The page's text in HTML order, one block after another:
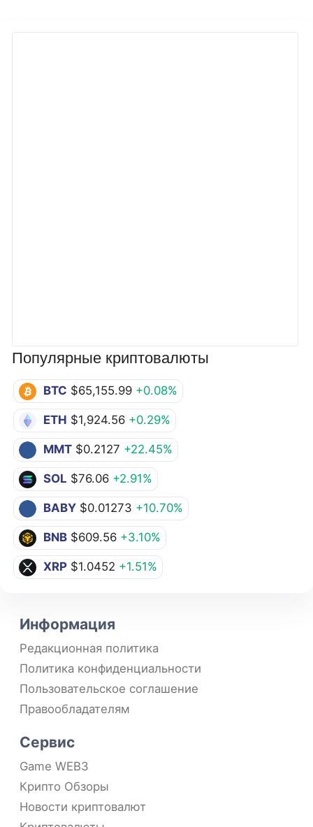
Популярные криптовалюты
BTC $65,155.99 +0.08%
ETH $1,924.56 +0.29%
MMT $0.2127 +22.45%
SOL $76.06 +2.91%
BABY $0.01273 +10.70%
BNB $609.56 +3.10%
XRP $1.0452 +1.51%
Информация
Редакционная политика
Политика конфиденциальности
Пользовательское соглашение
Правообладателям
Сервис
Game WEB3
Крипто Обзоры
Новости криптовалют